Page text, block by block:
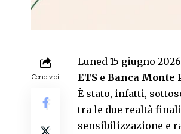
Condividi
Luned 15 giugno
ETS e Banca Monte
È stato, infatti,
tra le due realtà
sensibilizzazione e